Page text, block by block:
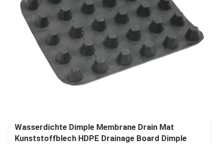
Wasserdichte Dimple Membrane Drain Mat
Kunststoffblech HDPE Drainage Board Dimple